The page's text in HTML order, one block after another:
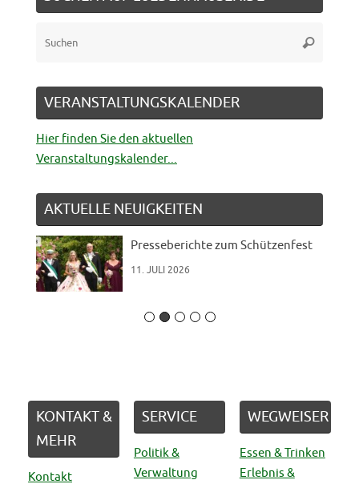
Suchen
VERANSTALTUNGSKALENDER
Hier finden Sie den aktuellen
Veranstaltungskalender...
AKTUELLE NEUIGKEITEN
Presseberichte zum Schützenfest
11. JULI 2026
KONTAKT &
MEHR
Kontakt
SERVICE
Politik &
Verwaltung
WEGWEISER
Essen & Trinken
Erlebnis &